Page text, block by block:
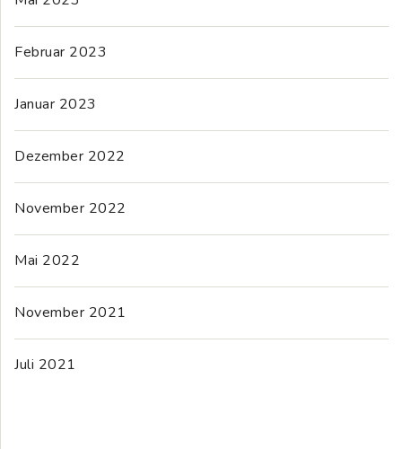
Februar 2023
Januar 2023
Dezember 2022
November 2022
Mai 2022
November 2021
Juli 2021